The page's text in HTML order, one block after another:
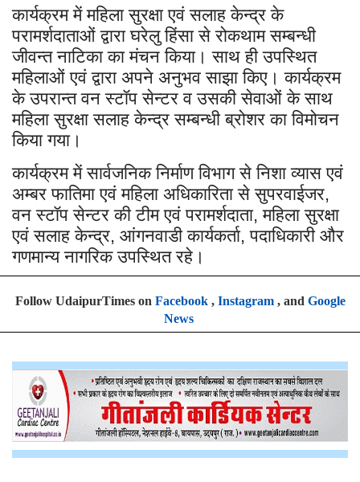
कार्यक्रम में महिला सुरक्षा एवं सलाह केन्द्र के
परामर्शदाताओं द्वारा घरेलु हिंसा से रोकथाम सम्बन्धी
जीवन्त नाटिका का मंचन किया। साथ ही उपस्थित
महिलाओं एवं द्वारा अपने अनुभव साझा किए। कार्यक्रम
के उपरान्त वन स्टॉप सेन्टर व उसकी सेवाओं के साथ
महिला सुरक्षा सलाह केन्द्र सम्बन्धी ब्रोशर का विमोचन
किया गया।
कार्यक्रम में सार्वजनिक निर्माण विभाग से निशा व्यास एवं
अम्बर फातिमा एवं महिला अधिकारिता से सुपरवाईजर,
वन स्टॉप सेन्टर की टीम एवं परामर्शदाता,महिला सुरक्षा
एवं सलाह केन्द्र, आंगनवाडी कार्यकर्ता,पदाधिकारी और
गणमान्य नागरिक उपस्थित रहे।
Follow UdaipurTimes on Facebook, Instagram, and Google
News